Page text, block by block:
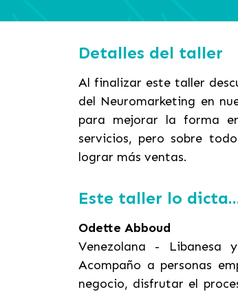
Detalles del taller
Al finalizar este taller
del Neuromarketing en
para mejorar la forma
servicios, pero sobre
lograr más ventas.
Este taller lo
Odette Abboud
Venezolana - Libanesa
Acompaño a personas
negocio, disfrutar el